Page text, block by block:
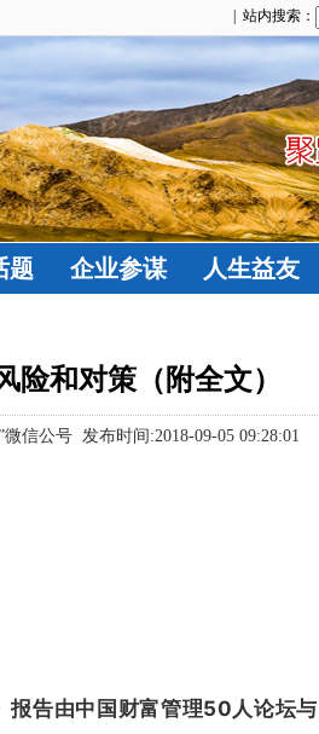
| 站内搜索：
题 企业参谋 人生益友
和对策（附全文）
信公号 发布时间:2018-09-05 09:28:01
报告由中国财富管理50人论坛与